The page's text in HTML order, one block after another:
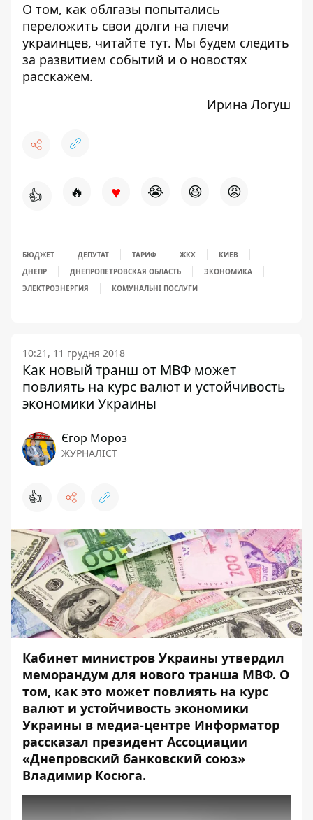
О том, как облгазы попытались
переложить свои долги на плечи
украинцев, читайте тут. Мы будем следить
за развитием событий и о новостях
расскажем.
Ирина Логуш
👍 🔥 ♥ 😭 😆 😡
БЮДЖЕТ ДЕПУТАТ ТАРИФ ЖКХ
КИЕВ
ДНЕПР
ДНЕПРОПЕТРОВСКАЯ ОБЛАСТЬ
ЭКОНОМИКА
ЭЛЕКТРОЭНЕРГИЯ
КОМУНАЛЬНІ ПОСЛУГИ
10:21, 11 грудня 2018
Как новый транш от МВФ может
повлиять на курс валют и устойчивость
экономики Украины
Єгор Мороз
ЖУРНАЛІСТ
👍
Кабинет министров Украины утвердил
меморандум для нового транша МВФ. О
том, как это может повлиять на курс
валют и устойчивость экономики
Украины в медиа-центре Информатор
рассказал президент Ассоциации
«Днепровский банковский союз»
Владимир Косюга.